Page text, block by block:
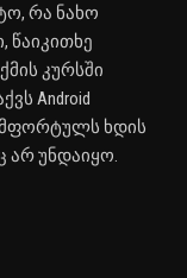
რა ნახო
წაიკითხე
კურსში
Android
ხდის
არ უნდაიყო.